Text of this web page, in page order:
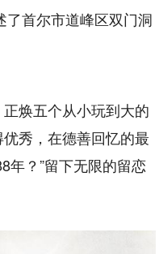
了首尔市道峰区双门洞
焕五个从小玩到大的
秀，在德善回忆的最
年？”留下无限的留恋